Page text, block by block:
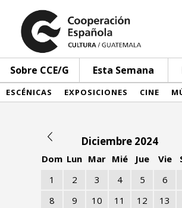
Sobre CCE/G Esta Semana
ESCÉNICAS EXPOSICIONES CINE
Diciembre 2024
Dom Lun Mar Mié Jue Vie
1
2 3 4 5 6
8
9 10 11 12 13